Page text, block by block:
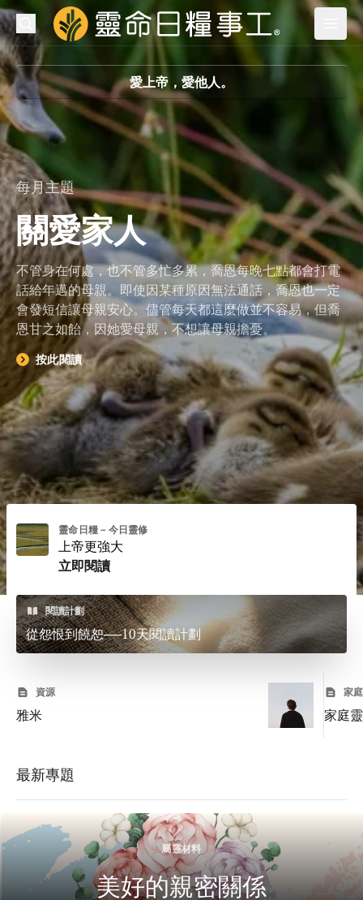
靈命日糧事工
開啟
開啟
與主同行
閱讀聖經
關於我們
代禱事項
訂閱
索取紙本 電郵 手機應用程式
奉獻
搜尋 送
愛上帝，愛他人。
每月主題
關愛家人
不管身在何處，也不管多忙多累，喬恩每晚七點都會打電
話給年邁的母親。即使因某種原因無法通話，喬恩也一定
會發短信讓母親安心。儘管每天都這麼做並不容易，但喬
恩甘之如飴，因她愛母親，不想讓母親擔憂。
按此閱讀
靈命日糧－今日靈修
上帝更強大
立即閱讀
閱讀計劃
從怨恨到饒恕──10天閱讀計劃
資源
雅米
家
家庭
最新專題
屬靈材料
美好的親密關係